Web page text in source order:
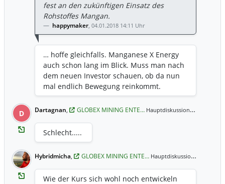
fest an den zukünftigen Einsatz des
Rohstoffes Mangan.
happymaker, 04.01.2018 14:11 Uhr
… hoffe gleichfalls. Manganese X Energy
auch schon lang im Blick. Muss man nach
dem neuen Investor schauen, ob da nun
mal endlich Bewegung reinkommt.
D Dartagnan, GLOBEX MINING ENTE… Hauptdiskussion,
Schlecht.....
Hybridmicha, GLOBEX MINING ENTE… Hauptdiskussion,
Wie der Kurs sich wohl noch entwickeln